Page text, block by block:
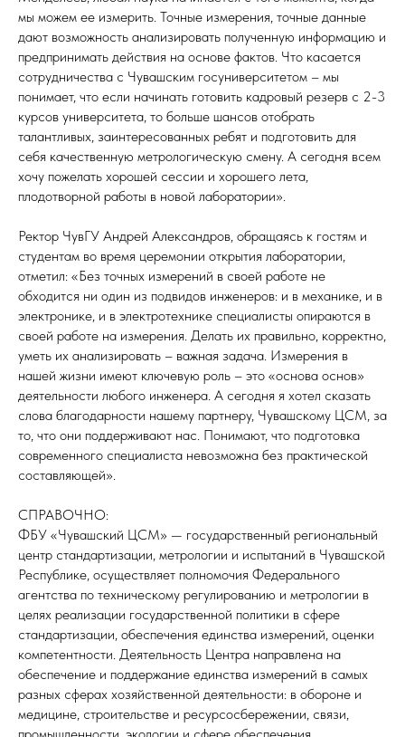
мы можем ее измерить. Точные измерения, точные данные
дают возможность анализировать полученную информацию и
предпринимать действия на основе фактов. Что касается
сотрудничества с Чувашским госуниверситетом – мы
понимает, что если начинать готовить кадровый резерв с 2-3
курсов университета, то больше шансов отобрать
талантливых, заинтересованных ребят и подготовить для
себя качественную метрологическую смену. А сегодня всем
хочу пожелать хорошей сессии и хорошего лета,
плодотворной работы в новой лаборатории».
Ректор ЧувГУ Андрей Александров, обращаясь к гостям и
студентам во время церемонии открытия лаборатории,
отметил: «Без точных измерений в своей работе не
обходится ни один из подвидов инженеров: и в механике, и в
электронике, и в электротехнике специалисты опираются в
своей работе на измерения. Делать их правильно, корректно,
уметь их анализировать – важная задача. Измерения в
нашей жизни имеют ключевую роль – это «основа основ»
деятельности любого инженера. А сегодня я хотел сказать
слова благодарности нашему партнеру, Чувашскому ЦСМ, за
то, что они поддерживают нас. Понимают, что подготовка
современного специалиста невозможна без практической
составляющей».
СПРАВОЧНО:
ФБУ «Чувашский ЦСМ» — государственный региональный
центр стандартизации, метрологии и испытаний в Чувашской
Республике, осуществляет полномочия Федерального
агентства по техническому регулированию и метрологии в
целях реализации государственной политики в сфере
стандартизации, обеспечения единства измерений, оценки
компетентности. Деятельность Центра направлена на
обеспечение и поддержание единства измерений в самых
разных сферах хозяйственной деятельности: в обороне и
медицине, строительстве и ресурсосбережении, связи,